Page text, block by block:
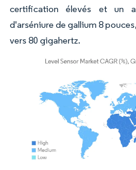
certification élevés et un
d'arséniure de gallium 8
vers 80 gigahertz.